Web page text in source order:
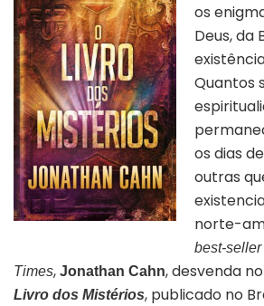
os
Deus, da
Quantos
os dias
outras
norte-
best-seller
Times, Jonathan Cahn,desvenda
Livro dos Mistérios, publicado no